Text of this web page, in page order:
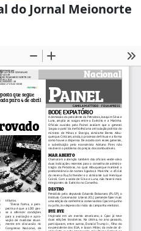
do Jornal Meionorte